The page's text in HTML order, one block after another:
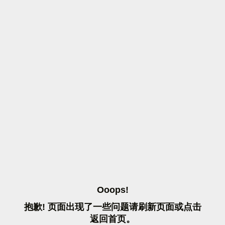
OOOPS!
抱歉! 页面出现了一些问题请刷 新页面或点击
返 回首页。